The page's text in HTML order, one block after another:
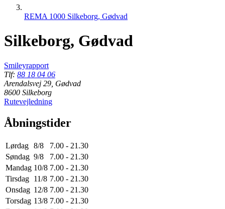
REMA 1000 Silkeborg, Gødvad
Silkeborg, Gødvad
Smileyrapport
Tlf: 88 18 04 06
Arendalsvej 29, Gødvad
8600 Silkeborg
Rutevejledning
Åbningstider
Lørdag 8/8
7.00 - 21.30
Søndag 9/8
7.00 - 21.30
Mandag 10/8 7.00 - 21.30
Tirsdag 11/8 7.00 - 21.30
Onsdag 12/8 7.00 - 21.30
Torsdag 13/8 7.00 - 21.30